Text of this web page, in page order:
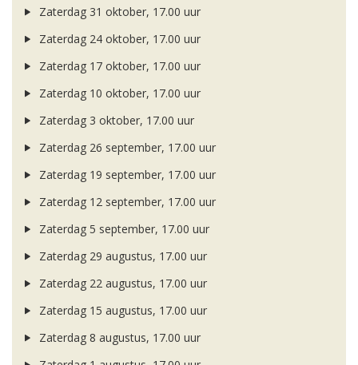
Zaterdag 31 oktober, 17.00 uur
Zaterdag 24 oktober, 17.00 uur
Zaterdag 17 oktober, 17.00 uur
Zaterdag 10 oktober, 17.00 uur
Zaterdag 3 oktober, 17.00 uur
Zaterdag 26 september, 17.00 uur
Zaterdag 19 september, 17.00 uur
Zaterdag 12 september, 17.00 uur
Zaterdag 5 september, 17.00 uur
Zaterdag 29 augustus, 17.00 uur
Zaterdag 22 augustus, 17.00 uur
Zaterdag 15 augustus, 17.00 uur
Zaterdag 8 augustus, 17.00 uur